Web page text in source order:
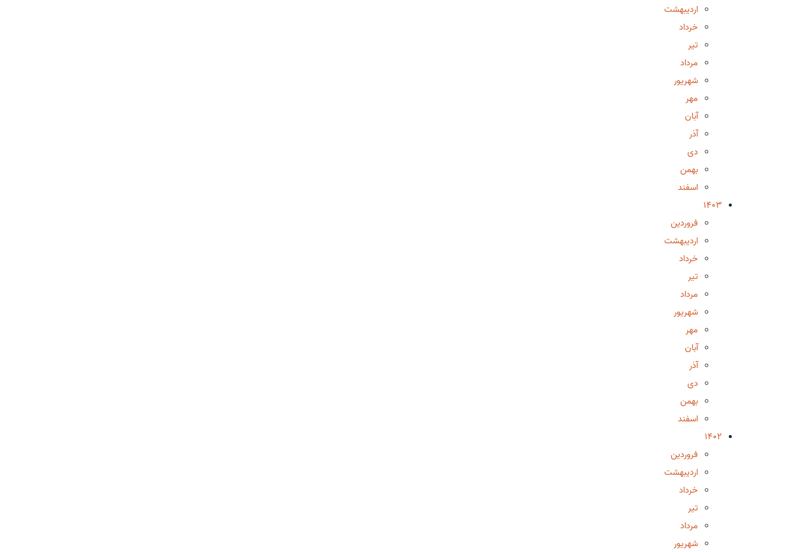
اردیبهشت
خرداد
تیر
مرداد
شهریور
مهر
آبان
آذر
دی
بهمن
اسفند
1403
فروردین
اردیبهشت
خرداد
تیر
مرداد
شهریور
مهر
آبان
آذر
دی
بهمن
اسفند
1402
فروردین
اردیبهشت
خرداد
تیر
مرداد
شهریور